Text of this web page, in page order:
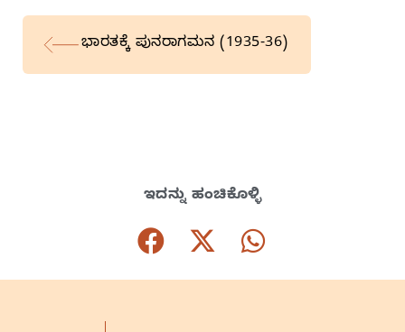
ಭಾರತಕ್ಕೆ ಪುನರಾಗಮನ (1935-36)
ಇದನ್ನು ಹಂಚಿಕೊಳ್ಳಿ